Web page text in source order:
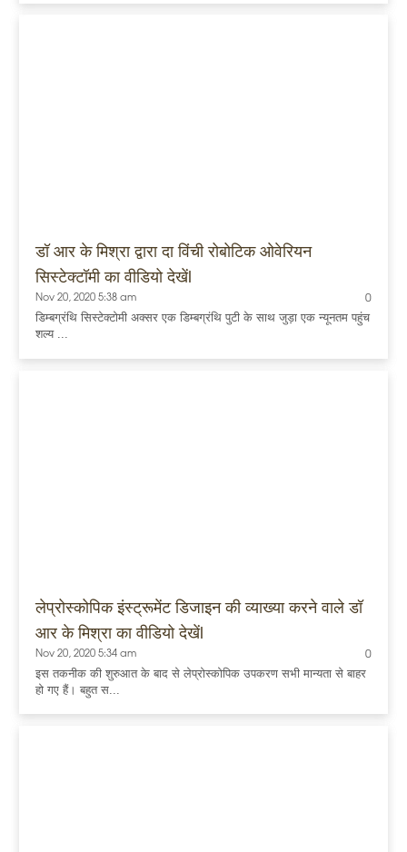
डॉ आर के मिश्रा द्वारा दा विंची रोबोटिक ओवेरियन
सिस्टेक्टॉमी का वीडियो देखेंl
Nov 20, 2020 5:38 am 0
डिम्बग्रंथि सिस्टेक्टोमी अक्सर एक डिम्बग्रंथि पुटी के साथ जुड़ा एक न्यूनतम पहुंच
शल्य ...
लेप्रोस्कोपिक इंस्ट्रूमेंट डिजाइन की व्याख्या करने वाले डॉ
आर के मिश्रा का वीडियो देखेंl
Nov 20, 2020 5:34 am 0
इस तकनीक की शुरुआत के बाद से लेप्रोस्कोपिक उपकरण सभी मान्यता से बाहर
हो गए हैं। बहुत स...